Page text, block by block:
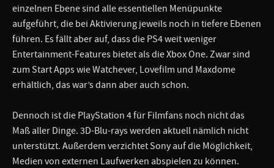
einzelnen Ebene sind alle essentiellen Menüpunkte
aufgeführt, die bei Aktivierung jeweils noch in tiefere Ebenen
führen. Es fällt aber auf, dass die PS4 weit weniger
Entertainment-Features bietet als die Xbox One. Zwar sind
zum Start Apps wie Watchever, Lovefilm und Maxdome
erhältlich, das war’s dann aber auch schon.
Dennoch ist die PlayStation 4 für Filmfans noch nicht das
Maß aller Dinge. 3D-Blu-rays werden aktuell nämlich nicht
unterstützt. Außerdem verzichtet Sony auf die Möglichkeit,
Medien von externen Laufwerken abspielen zu können.